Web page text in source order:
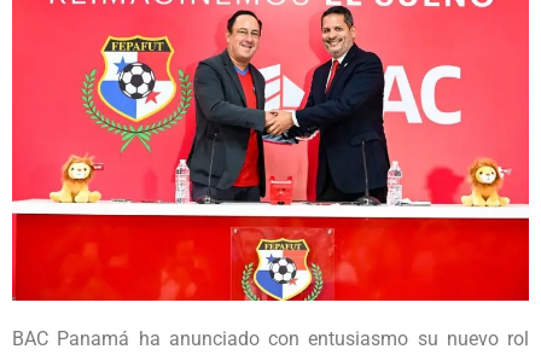
BAC Panamá ha anunciado con entusiasmo su nuevo rol